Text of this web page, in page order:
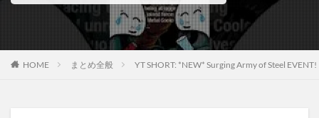
HOME まとめ全般 YT SHORT: *NEW* Surging Army of Steel